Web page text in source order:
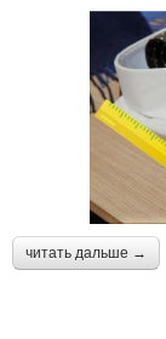
читать дальше →